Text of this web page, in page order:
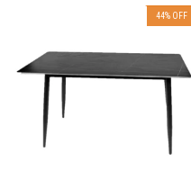
44% OFF